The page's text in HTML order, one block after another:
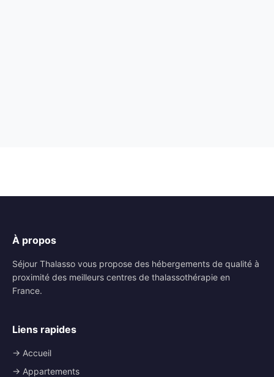
À propos
Séjour Thalasso vous propose des hébergements de qualité à
proximité des meilleurs centres de thalassothérapie en
France.
Liens rapides
→ Accueil
→ Appartements